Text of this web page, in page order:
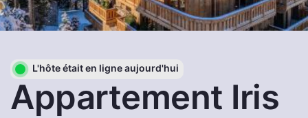
L'hôte était en ligne aujourd'hui
Appartement Iris